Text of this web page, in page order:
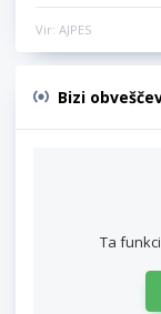
Vir: AJPES
Bizi
Ta